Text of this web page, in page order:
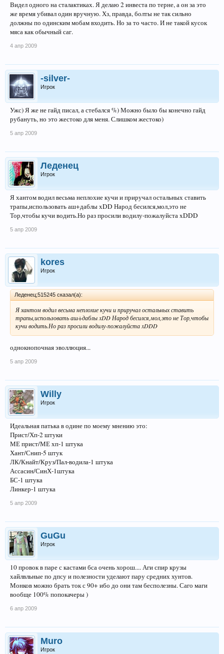
Видел одного на сталактиках. Я делаю 2 инвеста по терне, а он за это
же время убивал один вручную. Хз, правда, болты не так сильно
должны по одинским мобам входить. Но за то часто. И не такой кусок
мяса как обычный саг.
4 апр 2009
-silver-
Игрок
Ужс) Я же не гайд писал, а стебался %) Можно было бы конечно гайд
рубануть, но это жестоко для меня. Слишком жестоко)
5 апр 2009
Леденец
Игрок
Я хантом водил весьма неплохие кучи и приручал остальных ставить
трапы,использовать аш+даблы xDD Народ бесился,мол,это не
Тор,чтобы кучи водить.Но раз просили водилу-пожалуйста xDDD
5 апр 2009
kores
Игрок
Леденец;515245 сказал(а):
Я хантом водил весьма неплохие кучи и приручал остальных ставить
трапы,использовать аш+даблы xDD Народ бесился,мол,это не Тор,чтобы
кучи водить.Но раз просили водилу-пожалуйста xDDD
однокнопочная эволлюция...
5 апр 2009
Willy
Игрок
Идеальная патька в одине по моему мнению это:
Прист/Хп-2 штуки
МЕ прист/МЕ хп-1 штука
Хант/Снип-5 штук
ЛК/Кнайт/Круз/Пал-водила-1 штука
Ассасин/СинХ-1штука
БС-1 штука
Линкер-1 штука
5 апр 2009
GuGu
Игрок
10 провок в паре с кастами бса очень хорош.... Аги спир крузы
хайлвльные по дпсу и полезности уделают пару средних хунтов.
Монков можно брать ток с 90+ ибо до они там бесполезны. Саго маги
вообще 100% попокачеры )
6 апр 2009
Muro
Игрок